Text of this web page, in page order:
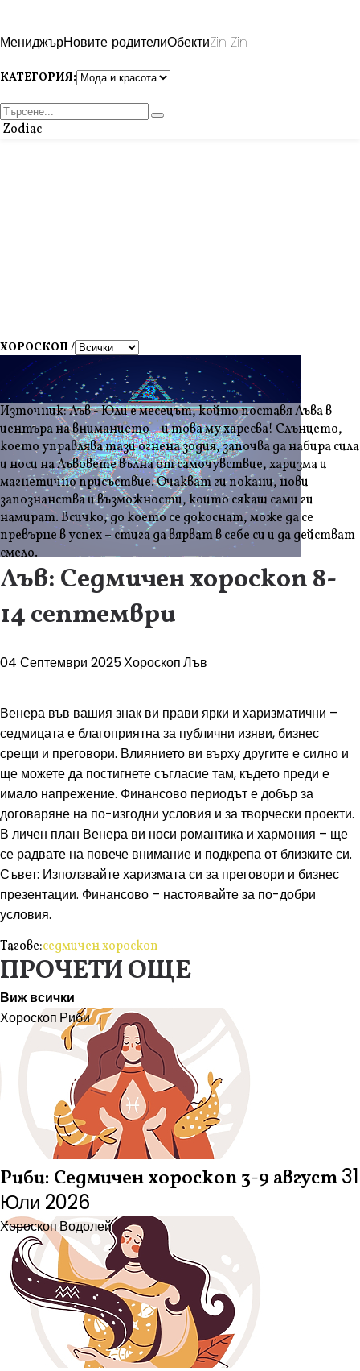
МениджърНовите родителиОбектиZin Zin
КАТЕГОРИЯ:
Zodiac
ХОРОСКОП /
Източник: Лъв - Юли е месецът, който поставя Лъва в
центъра на вниманието – и това му харесва! Слънцето,
което управлява тази огнена зодия, започва да набира сила
и носи на Лъвовете вълна от самочувствие, харизма и
магнетично присъствие. Очакват ги покани, нови
запознанства и възможности, които сякаш сами ги
намират. Всичко, до което се докоснат, може да се
превърне в успех – стига да вярват в себе си и да действат
смело.
Лъв: Седмичен хороскоп 8-
14 септември
04 Септември 2025ХороскопЛъв
Венера във вашия знак ви прави ярки и харизматични –
седмицата е благоприятна за публични изяви, бизнес
срещи и преговори. Влиянието ви върху другите е силно и
ще можете да постигнете съгласие там, където преди е
имало напрежение. Финансово периодът е добър за
договаряне на по-изгодни условия и за творчески проекти.
В личен план Венера ви носи романтика и хармония – ще
се радвате на повече внимание и подкрепа от близките си.
Съвет: Използвайте харизмата си за преговори и бизнес
презентации. Финансово – настоявайте за по-добри
условия.
Тагове:седмичен хороскоп
ПРОЧЕТИ ОЩЕ
Виж всички
Хороскоп Риби
Риби: Седмичен хороскоп 3-9 август31
Юли 2026
ХороскопВодолей